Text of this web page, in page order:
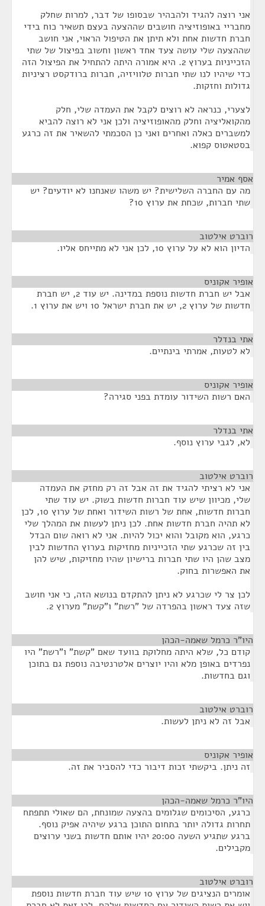
אני רוצה להגיד ולהבהיר שבסופו של דבר, למרות שחלק
מחבריי באופוזיציה חושבים שההצעה בעצם תשאיר כוח בידי
חברת חדשות אחת ולא תיתן את הטיפול הראוי, אני חושב
שההצעה שלי עושה צעד אחד ראשון וחשוב בפיצול של שתי
הזכייניות בערוץ 2. היא אמורה היתה להתחיל את הפיצול הזה
כדי שיהיו לנו שתי חברות טלוויזיה, חברות ברודקסט רציניות
גדולות וחזקות.
לצערי, כנראה לא רוצים לקבל את העמדה שלי, חלק
מהקואליציה וחלק מהאופוזיציה ולכן אני לא רוצה להביא
למשברים כאלה ואחרים ואני כן הסכמתי להשאיר את זה כרגע
בסטאטוס קפוא.
אסף אמיר
מה עם החברה השלישית? יש משהו שאנחנו לא יודעים? יש
שתי חברות, שכחת את ערוץ 10?
רוברט אילטוב
הדיון הוא לא על ערוץ 10, לכן אני לא מתייחס אליו.
אופיר אקוניס
אבל יש חברת חדשות נוספת במדינה. יש עוד 2, יש חברת
חדשות של ערוץ 2, יש את חברת ישראל 10 ויש את ערוץ 1.
אתי בנדלר
לא לטעות, אמרתי בינתיים.
אופיר אקוניס
האם רשות השידור עומדת בפני סגירה?
אתי בנדלר
לא, לגבי ערוץ נוסף.
רוברט אילטוב
אני לא רציתי להגיד את זה אבל זה רק מחזק את העמדה
שלי, מכיוון שיש עוד חברות חדשות בשוק. יש עוד שתי
חברות חדשות, אחת של רשות השידור ואחת של ערוץ 10, לכן
לא תהיה חברת חדשות אחת. לכן ניתן לעשות את המהלך שלי
כרגע, הוא מקובל והוא יכול להיות. אני לא רואה שום הבדל
בין זה שכרגע שתי הזכייניות מחזיקות בערוץ החדשות לבין
מצב שהן היו שתי חברות ברישיון שהיו מחזיקות, שיש להן
את האפשרות בחוק.
לכן צר לי שכרגע לא ניתן להתקדם בנושא הזה, כי אני חושב
שזה צעד ראשון בהפרדה של "רשת" ו"קשת" מערוץ 2.
היו"ר כרמל שאמה-הכהן
קודם כל, שלא היתה מחלוקת בוועד שאם "קשת" ו"רשת" היו
נפרדים באופן מלא והיו יוצרים אלטרנטיבה נוספת גם בתוכן
וגם בחדשות.
רוברט אילטוב
אבל זה לא ניתן לעשות.
אופיר אקוניס
זה ניתן. ביקשתי זכות דיבור כדי להסביר את זה.
היו"ר כרמל שאמה-הכהן
כרגע, הסיכומים שגלומים בהצעה שמונחת, הם שאולי תתפתח
תחרות גדולה יותר בתחום התוכן ברגע שיהיה אפיק נוסף.
ברגע שתגיע השעה 20:00 יהיו אותם חדשות בשני ערוצים
מקבילים.
רוברט אילטוב
אומרים הנציגים של ערוץ 10 שיש עוד חברת חדשות נוספת